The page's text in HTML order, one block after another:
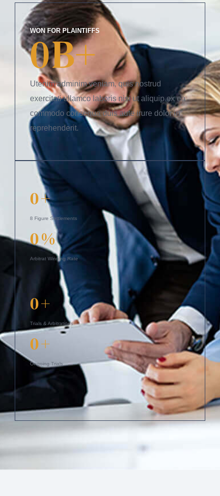
WON FOR PLAINTIFFS
0B+
Utenim adminim veniam, quis nostrud
exercitati ullamco laboris nisi ut aliquip ex ea
commodo consequa duis aute irure dolor in
reprehenderit.
0+
8 Figure Settlements
0%
Arbitrat Winning Rate
0+
Trials & Arbitrations
0+
Ongoing Trials